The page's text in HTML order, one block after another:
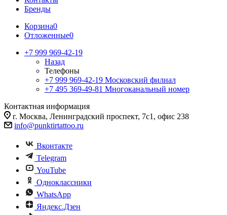
Бренды
Корзина0
Отложенные0
+7 999 969-42-19
Назад
Телефоны
+7 999 969-42-19 Московский филиал
+7 495 369-49-81 Многоканальный номер
Контактная информация
г. Москва, Ленинградский проспект, 7с1, офис 238
info@punktirtattoo.ru
Вконтакте
Telegram
YouTube
Одноклассники
WhatsApp
Яндекс.Дзен